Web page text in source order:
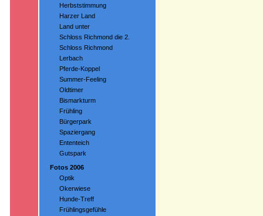
Herbststimmung
Harzer Land
Land unter
Schloss Richmond die 2.
Schloss Richmond
Lerbach
Pferde-Koppel
Summer-Feeling
Oldtimer
Bismarkturm
Frühling
Bürgerpark
Spaziergang
Ententeich
Gutspark
Fotos 2006
Optik
Okerwiese
Hunde-Treff
Frühlingsgefühle